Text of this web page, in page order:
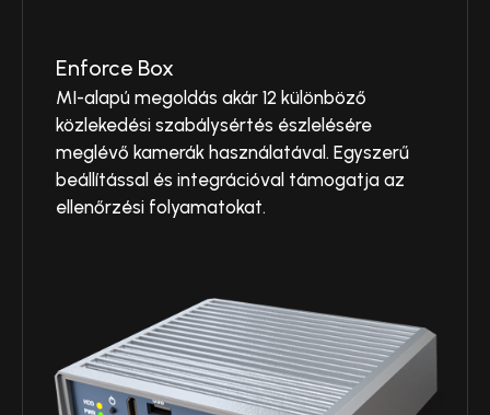
Enforce Box
MI-alapú megoldás akár 12 különböző
közlekedési szabálysértés észlelésére
meglévő kamerák használatával. Egyszerű
beállítással és integrációval támogatja az
ellenőrzési folyamatokat.